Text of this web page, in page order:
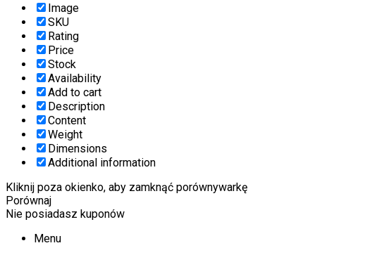
Image
SKU
Rating
Price
Stock
Availability
Add to cart
Description
Content
Weight
Dimensions
Additional information
Kliknij poza okienko, aby zamknąć porównywarkę
Porównaj
Nie posiadasz kuponów
Menu